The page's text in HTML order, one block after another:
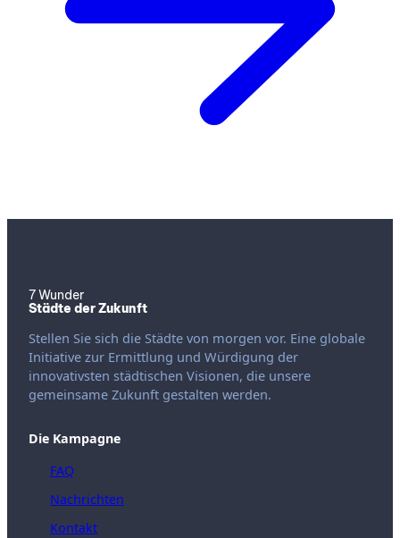
7 Wunder
Städte der Zukunft
Stellen Sie sich die Städte von morgen vor. Eine globale
Initiative zur Ermittlung und Würdigung der
innovativsten städtischen Visionen, die unsere
gemeinsame Zukunft gestalten werden.
Die Kampagne
FAQ
Nachrichten
Kontakt